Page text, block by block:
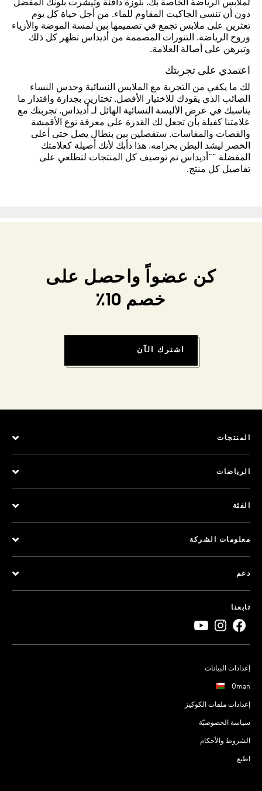
لملابس الرياضة الخاصة بك. بلوزة دافئة وتيشرت بلونك المفضل
دون أن تنسي الجاكيت المقاوم للماء. من أجل حياة كل يوم
تعثرين على ملابس تجمع في تصميمها بين لمسة الموضة والأزياء
وروح الرياضة. التنورات المصممة من أديداس تظهر كل ذلك
وتبرهن على أصالة العلامة.
اعتمدي على تجربتك
لك ما يكفي من التجربة مع الملابس النسائية وحدس النساء
الصائب الذي يقودك للاختيار الأفضل. تختارين بجدارة واقتدار ما
يناسبك في عرض الألبسة النسائية الهائل لـ أديداس. تجربتك مع
علامتنا كفيلة بأن تجعل لك القدرة على معرفة نوع الأقمشة
والقصات والمقاسات. ستفصلين بين بنطال يصل حتى أعلى
الخصر ليشد البطن بحزامه. هذا دأبك لأنك أصيلة كعلامتك
المفضلة ""أديداس تم توصيف كل المنتجات لتطلعي على
تفاصيل كل منتج.
كن عضواً واحصل على
خصم 10٪
اشترك الآن
المنتجات
الرياضات
الفئة
معلومات الشركة
دعم
تابعنا
إعدادات البيانات
Oman
إعدادات ملفات الكوكيز
سياسة الخصوصيّة
الشروط والأحكام
اطبع